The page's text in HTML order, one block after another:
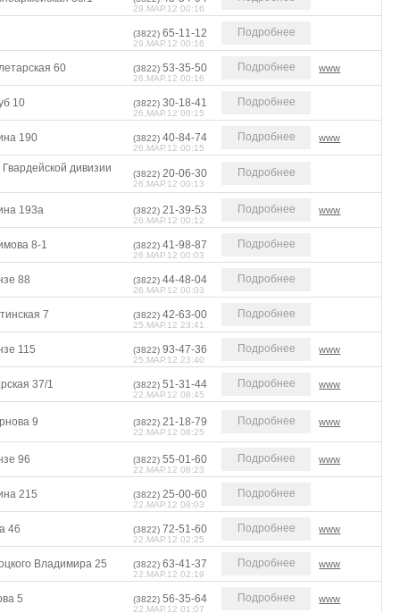
29.МАР.12 00:16
(3822) 65-11-12
29.МАР.12 00:16
Подробнее
60 (3822) 53-35-50
26.МАР.12 00:16
Подробнее www
10 (3822) 30-18-41
26.МАР.12 00:15
Подробнее
190 (3822) 40-84-74
26.МАР.12 00:15
Подробнее www
дивизии (3822) 20-06-30
26.МАР.12 00:13
Подробнее
193а (3822) 21-39-53
26.МАР.12 00:12
Подробнее www
8-1 (3822) 41-98-87
26.МАР.12 00:03
Подробнее
88 (3822) 44-48-04
26.МАР.12 00:03
Подробнее
7 (3822) 42-63-00
25.МАР.12 23:41
Подробнее
115 (3822) 93-47-36
25.МАР.12 23:40
Подробнее www
37/1 (3822) 51-31-44
22.МАР.12 08:45
Подробнее www
9 (3822) 21-18-79
22.МАР.12 08:25
Подробнее www
96 (3822) 55-01-60
22.МАР.12 08:23
Подробнее www
215 (3822) 25-00-60
22.МАР.12 08:03
Подробнее
46 (3822) 72-51-60
22.МАР.12 02:25
Подробнее www
Владимира 25 (3822) 63-41-37
22.МАР.12 02:19
Подробнее www
5 (3822) 56-35-64
22.МАР.12 01:07
Подробнее www